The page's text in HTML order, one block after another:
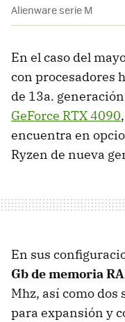
Alienware serie M
En el caso del
con procesadores
de 13a.
GeForce RTX 4090
encuentra en
Ryzen de nueva
En sus
Gb de memoria
Mhz, así como dos
para expansión y